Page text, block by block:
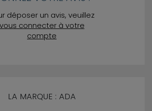
déposer un avis, veuillez
vous connecter à votre
compte
LA MARQUE : ADA